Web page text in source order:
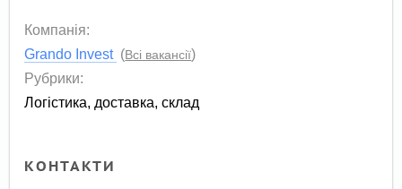
Компанія:
Grando Invest (Всі вакансії)
Рубрики:
Логістика, доставка, склад
КОНТАКТИ